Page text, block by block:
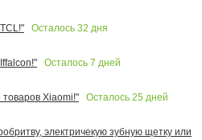
Осталось 32 дня
Осталось 7 дней
Xiaomi!"
Осталось 25 дней
электричекую зубную щетку или